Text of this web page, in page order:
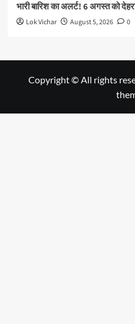
भारी बारिश का अलर्ट! 6 अगस्त को
Lok Vichar August 5, 2026 0
Copyright © All rights